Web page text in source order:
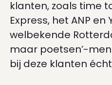
klanten, zoals time
Express, het ANP en
welbekende
maar poetsen’-
bij deze klanten